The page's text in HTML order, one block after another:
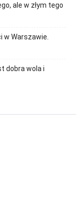
ale w złym tego
w Warszawie.
dobra wola i